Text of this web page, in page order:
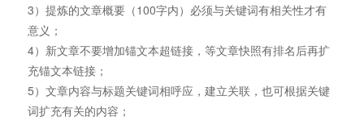
3）提炼的文章概要（100字内）必须与关键词有相关性才有
意义；
4）新文章不要增加锚文本超链接，等文章快照有排名后再扩
充锚文本链接；
5）文章内容与标题关键词相呼应，建立关联，也可根据关键
词扩充有关的内容；